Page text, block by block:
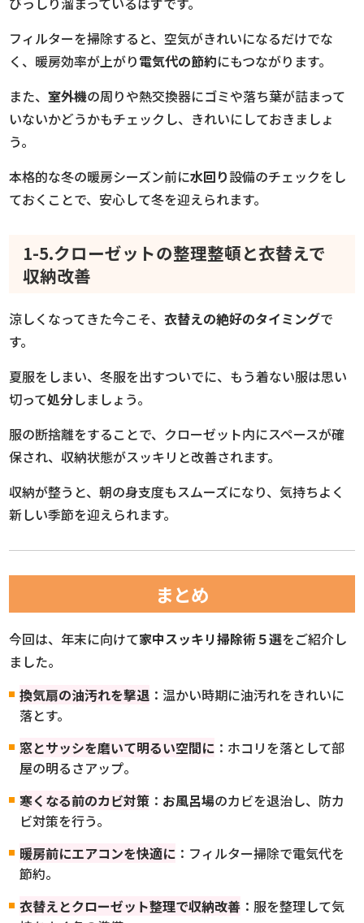
フィルターを掃除すると、空気がきれいになるだけでな
く、暖房効率が上がり電気代の節約にもつながります。
また、室外機の周りや熱交換器にゴミや落ち葉が詰まって
いないかどうかもチェックし、きれいにしておきましょ
う。
本格的な冬の暖房シーズン前に水回り設備のチェックをし
ておくことで、安心して冬を迎えられます。
1-5.クローゼットの整理整頓と衣替えで
収納改善
涼しくなってきた今こそ、衣替えの絶好のタイミングで
す。
夏服をしまい、冬服を出すついでに、もう着ない服は思い
切って処分しましょう。
服の断捨離をすることで、クローゼット内にスペースが確
保され、収納状態がスッキリと改善されます。
収納が整うと、朝の身支度もスムーズになり、気持ちよく
新しい季節を迎えられます。
まとめ
今回は、年末に向けて家中スッキリ掃除術５選をご紹介し
ました。
換気扇の油汚れを撃退 ：温かい時期に油汚れをきれいに
落とす。
窓とサッシを磨いて明るい空間に ：ホコリを落として部
屋の明るさアップ。
寒くなる前のカビ対策 ： お風呂場のカビを退治し、防カ
ビ対策を行う。
暖房前にエアコンを快適に ：フィルター掃除で電気代を
節約。
衣替えとクローゼット整理で収納改善 ：服を整理して気